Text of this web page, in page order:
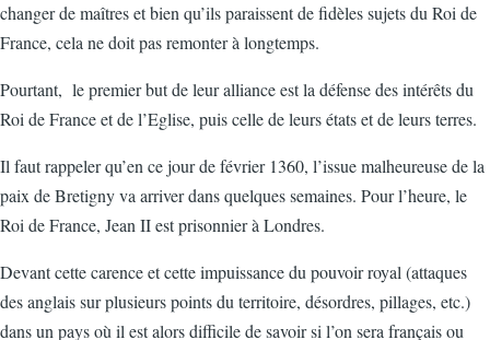
changer de maîtres et bien qu’ils paraissent de fidèles sujets du Roi de
France, cela ne doit pas remonter à longtemps.
Pourtant, le premier but de leur alliance est la défense des intérêts du
Roi de France et de l’Eglise, puis celle de leurs états et de leurs terres.
Il faut rappeler qu’en ce jour de février 1360, l’issue malheureuse de la
paix de Bretigny va arriver dans quelques semaines. Pour l’heure, le
Roi de France, Jean II est prisonnier à Londres.
Devant cette carence et cette impuissance du pouvoir royal (attaques
des anglais sur plusieurs points du territoire, désordres, pillages, etc.)
dans un pays où il est alors difficile de savoir si l’on sera français ou